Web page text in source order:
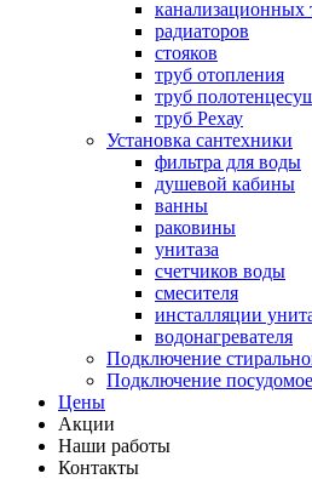
канализационных
радиаторов
стояков
труб отопления
труб
труб Рехау
Установка сантехники
фильтра для воды
душевой кабины
ванны
раковины
унитаза
счетчиков воды
смесителя
инсталляции
водонагревателя
Подключение
Подключение
Цены
Акции
Наши работы
Контакты